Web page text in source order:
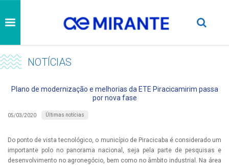
NOTÍCIAS
Plano de modernização e melhorias da ETE Piracicamirim passa
por nova fase
05/03/2020 Últimas notícias
Do ponto de vista tecnológico, o município de Piracicaba é considerado um
importante polo no panorama nacional, seja pela parte de pesquisas e
desenvolvimento no agronegócio, bem como no âmbito industrial. Na área